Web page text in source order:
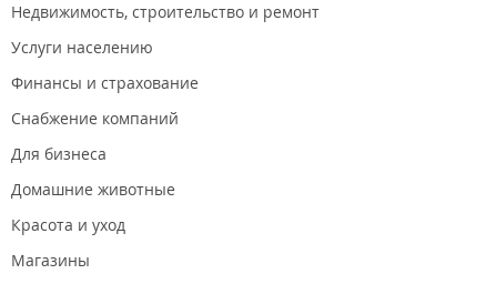
Недвижимость, строительство и ремонт
Услуги населению
Финансы и страхование
Снабжение компаний
Для бизнеса
Домашние животные
Красота и уход
Магазины